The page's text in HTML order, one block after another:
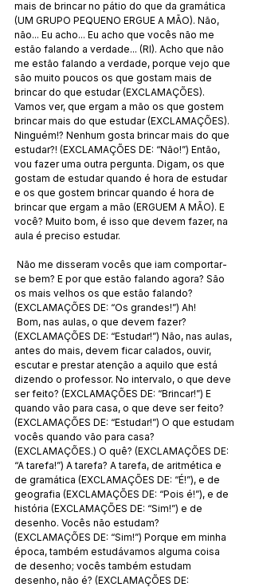
mais de brincar no pátio do que da gramática
(UM GRUPO PEQUENO ERGUE A MÃO). Não,
não... Eu acho... Eu acho que vocês não me
estão falando a verdade... (RI). Acho que não
me estão falando a verdade, porque vejo que
são muito poucos os que gostam mais de
brincar do que estudar (EXCLAMAÇÕES).
Vamos ver, que ergam a mão os que gostem
brincar mais do que estudar (EXCLAMAÇÕES).
Ninguém!? Nenhum gosta brincar mais do que
estudar?! (EXCLAMAÇÕES DE: “Não!”) Então,
vou fazer uma outra pergunta. Digam, os que
gostam de estudar quando é hora de estudar
e os que gostem brincar quando é hora de
brincar que ergam a mão (ERGUEM A MÃO). E
você? Muito bom, é isso que devem fazer, na
aula é preciso estudar.
se bem? E por que estão falando agora? São
os mais velhos os que estão falando?
(EXCLAMAÇÕES DE: “Os grandes!”) Ah!
(EXCLAMAÇÕES DE: “Estudar!”) Não, nas aulas,
antes do mais, devem ficar calados, ouvir,
escutar e prestar atenção a aquilo que está
dizendo o professor. No intervalo, o que deve
ser feito? (EXCLAMAÇÕES DE: “Brincar!”) E
quando vão para casa, o que deve ser feito?
(EXCLAMAÇÕES DE: “Estudar!”) O que estudam
vocês quando vão para casa?
(EXCLAMAÇÕES.) O quê? (EXCLAMAÇÕES DE:
“A tarefa!”) A tarefa? A tarefa, de aritmética e
de gramática (EXCLAMAÇÕES DE: “É!”), e de
geografia (EXCLAMAÇÕES DE: “Pois é!”), e de
história (EXCLAMAÇÕES DE: “Sim!”) e de
desenho. Vocês não estudam?
(EXCLAMAÇÕES DE: “Sim!”) Porque em minha
época, também estudávamos alguma coisa
de desenho; vocês também estudam
desenho, não é? (EXCLAMAÇÕES DE: